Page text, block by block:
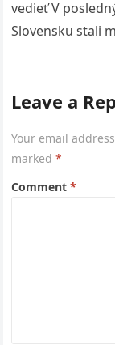
vedieť V
Slovensku stali
Leave a
Your email
marked*
Comment*